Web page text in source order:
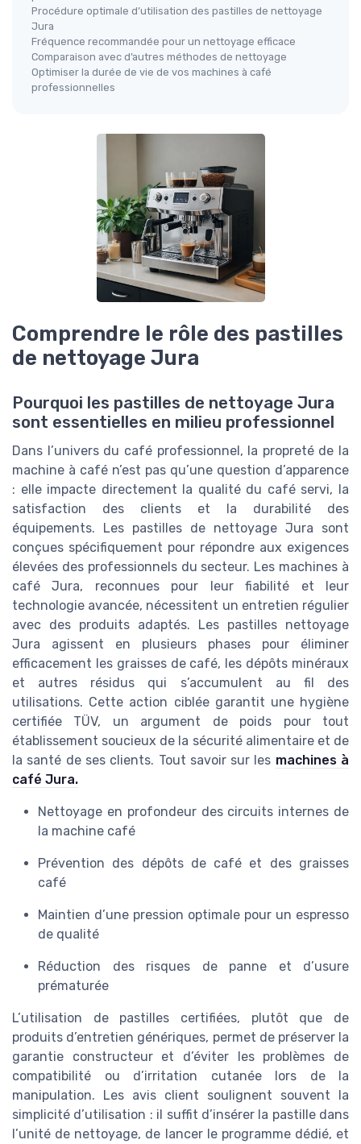
Procédure optimale d’utilisation des pastilles de nettoyage
Jura
Fréquence recommandée pour un nettoyage efficace
Comparaison avec d’autres méthodes de nettoyage
Optimiser la durée de vie de vos machines à café
professionnelles
Comprendre le rôle des pastilles
de nettoyage Jura
Pourquoi les pastilles de nettoyage Jura
sont essentielles en milieu professionnel
Dans l’univers du café professionnel, la propreté de la
machine à café n’est pas qu’une question d’apparence
: elle impacte directement la qualité du café servi, la
satisfaction des clients et la durabilité des
équipements. Les pastilles de nettoyage Jura sont
conçues spécifiquement pour répondre aux exigences
élevées des professionnels du secteur. Les machines à
café Jura, reconnues pour leur fiabilité et leur
technologie avancée, nécessitent un entretien régulier
avec des produits adaptés. Les pastilles nettoyage
Jura agissent en plusieurs phases pour éliminer
efficacement les graisses de café, les dépôts minéraux
et autres résidus qui s’accumulent au fil des
utilisations. Cette action ciblée garantit une hygiène
certifiée TÜV, un argument de poids pour tout
établissement soucieux de la sécurité alimentaire et de
la santé de ses clients. Tout savoir sur les machines à
café Jura.
Nettoyage en profondeur des circuits internes de
la machine café
Prévention des dépôts de café et des graisses
café
Maintien d’une pression optimale pour un espresso
de qualité
Réduction des risques de panne et d’usure
prématurée
L’utilisation de pastilles certifiées, plutôt que de
produits d’entretien génériques, permet de préserver la
garantie constructeur et d’éviter les problèmes de
compatibilité ou d’irritation cutanée lors de la
manipulation. Les avis client soulignent souvent la
simplicité d’utilisation : il suffit d’insérer la pastille dans
l’unité de nettoyage, de lancer le programme dédié, et